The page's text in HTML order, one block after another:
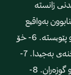
خوێندنی زانسته‌
و كوڕی تێدابووه‌. 5- ئاشنابوون به‌واقیع
وێڕای شاره‌زابوون له‌شه‌رع بۆ زانایان گرنگ و پێویسته‌. 6- خۆ
به‌كه‌مگرتن له‌وه‌رگرتنی قسه‌ی هه‌ق و ڕه‌خنه‌ی به‌جیدا. 7-
له‌سه‌رپێی خۆ وه‌ستان بۆ دابینكردنی ژیان و گوزه‌ران. 8-